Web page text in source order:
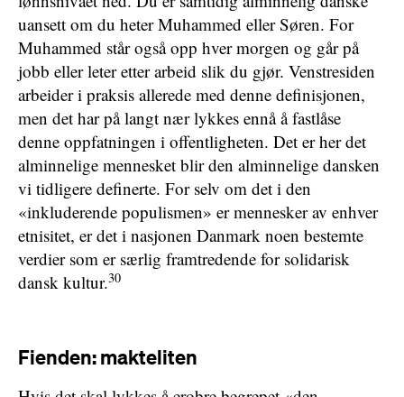
uansett om du heter Muhammed eller Søren. For
Muhammed står også opp hver morgen og går på
jobb eller leter etter arbeid slik du gjør. Venstresiden
arbeider i praksis allerede med denne definisjonen,
men det har på langt nær lykkes ennå å fastlåse
denne oppfatningen i offentligheten. Det er her det
alminnelige mennesket blir den alminnelige dansken
vi tidligere definerte. For selv om det i den
«inkluderende populismen» er mennesker av enhver
etnisitet, er det i nasjonen Danmark noen bestemte
verdier som er særlig framtredende for solidarisk
dansk kultur.30
Fienden: makteliten